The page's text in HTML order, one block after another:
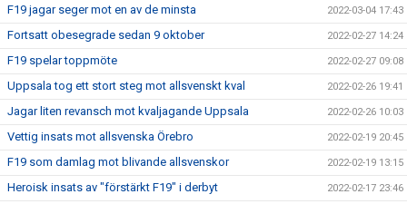
F19 jagar seger mot en av de minsta 2022-03-04 17:43
Fortsatt obesegrade sedan 9 oktober 2022-02-27 14:24
F19 spelar toppmöte 2022-02-27 09:08
Uppsala tog ett stort steg mot allsvenskt kval 2022-02-26 19:41
Jagar liten revansch mot kvaljagande Uppsala 2022-02-26 10:03
Vettig insats mot allsvenska Örebro 2022-02-19 20:45
F19 som damlag mot blivande allsvenskor 2022-02-19 13:15
Heroisk insats av "förstärkt F19" i derbyt 2022-02-17 23:46